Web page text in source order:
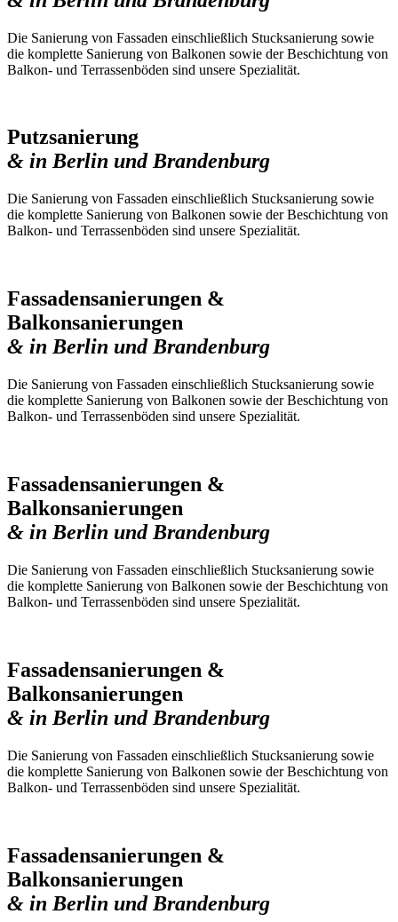
Die Sanierung von Fassaden einschließlich Stucksanierung sowie
die komplette Sanierung von Balkonen sowie der Beschichtung von
Balkon- und Terrassenböden sind unsere Spezialität.
Putzsanierung
& in Berlin und Brandenburg
Die Sanierung von Fassaden einschließlich Stucksanierung sowie
die komplette Sanierung von Balkonen sowie der Beschichtung von
Balkon- und Terrassenböden sind unsere Spezialität.
Fassadensanierungen &
Balkonsanierungen
& in Berlin und Brandenburg
Die Sanierung von Fassaden einschließlich Stucksanierung sowie
die komplette Sanierung von Balkonen sowie der Beschichtung von
Balkon- und Terrassenböden sind unsere Spezialität.
Fassadensanierungen &
Balkonsanierungen
& in Berlin und Brandenburg
Die Sanierung von Fassaden einschließlich Stucksanierung sowie
die komplette Sanierung von Balkonen sowie der Beschichtung von
Balkon- und Terrassenböden sind unsere Spezialität.
Fassadensanierungen &
Balkonsanierungen
& in Berlin und Brandenburg
Die Sanierung von Fassaden einschließlich Stucksanierung sowie
die komplette Sanierung von Balkonen sowie der Beschichtung von
Balkon- und Terrassenböden sind unsere Spezialität.
Fassadensanierungen &
Balkonsanierungen
& in Berlin und Brandenburg